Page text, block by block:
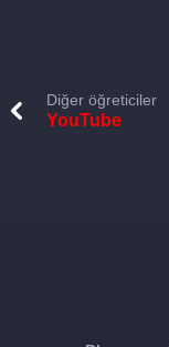
Diğer öğreticiler
YouTube